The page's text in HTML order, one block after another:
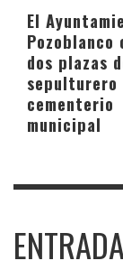
El
dos plazas
sepulturero
cementerio
municipal